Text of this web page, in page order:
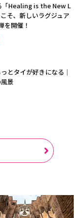
「Healing is the New L
そ、新しいラグジュア
を開催！
とタイが好きになる｜
景